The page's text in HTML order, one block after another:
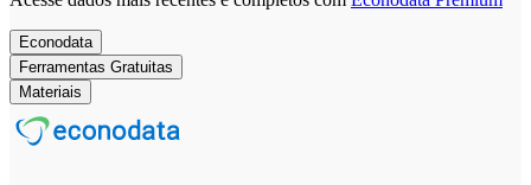
Econodata
Ferramentas Gratuitas
Materiais